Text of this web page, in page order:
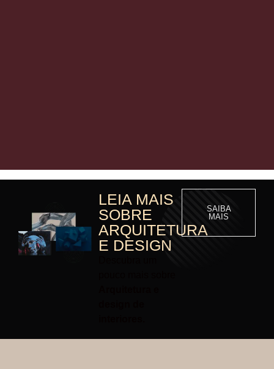
LEIA MAIS
SOBRE
ARQUITETURA
E DESIGN
SAIBA
MAIS